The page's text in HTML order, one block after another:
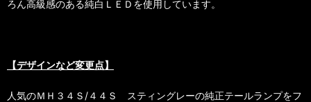
ろん高級感のある純白ＬＥＤを使用しています。
【デザインなど変更点】
人気のＭＨ３４Ｓ/４４Ｓ スティングレーの純正テールランプをフ